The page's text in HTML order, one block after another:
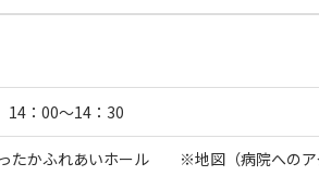
14：00～14：30
たかふれあいホール ※地図（病院へのア